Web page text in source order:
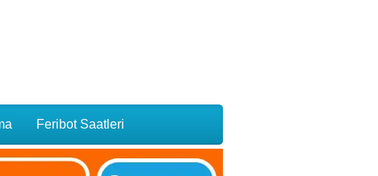
Feribot Saatleri